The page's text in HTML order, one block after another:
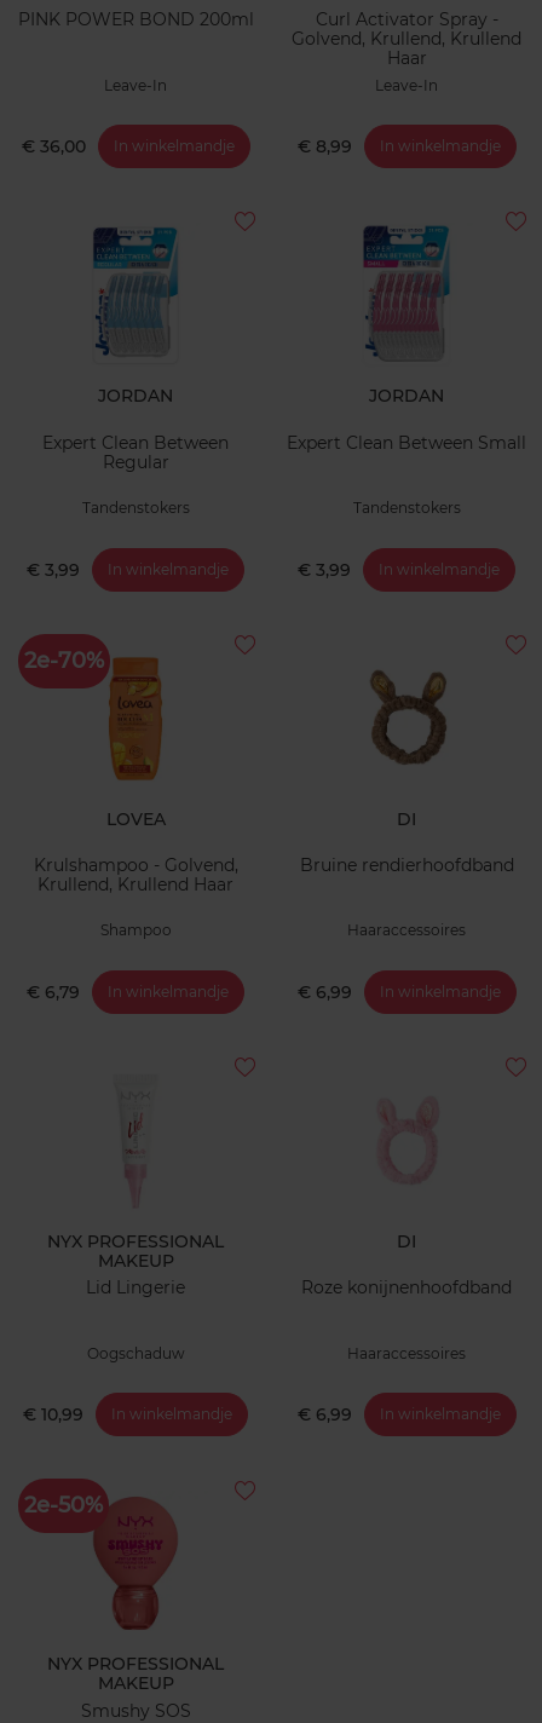
PINK POWER BOND 200ml
Leave-In
€ 36,00 In winkelmandje
Curl Activator Spray -
Golvend, Krullend, Krullend
Haar
Leave-In
€ 8,99 In winkelmandje
JORDAN
Expert Clean Between
Regular
Tandenstokers
€ 3,99 In winkelmandje
JORDAN
Expert Clean Between Small
Tandenstokers
€ 3,99 In winkelmandje
2e-70%
LOVEA
Krulshampoo - Golvend,
Krullend, Krullend Haar
Shampoo
€ 6,79 In winkelmandje
DI
Bruine rendierhoofdband
Haaraccessoires
€ 6,99 In winkelmandje
NYX PROFESSIONAL
MAKEUP
Lid Lingerie
Oogschaduw
€ 10,99 In winkelmandje
DI
Roze konijnenhoofdband
Haaraccessoires
€ 6,99 In winkelmandje
2e-50%
NYX PROFESSIONAL
MAKEUP
Smushy SOS